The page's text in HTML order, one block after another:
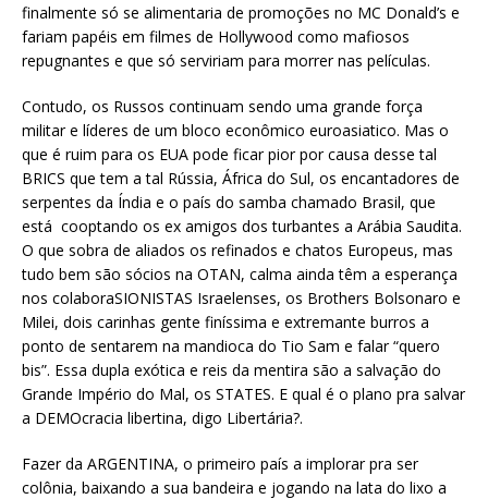
finalmente só se alimentaria de promoções no MC Donald’s e
fariam papéis em filmes de Hollywood como mafiosos
repugnantes e que só serviriam para morrer nas películas.
Contudo, os Russos continuam sendo uma grande força
militar e líderes de um bloco econômico euroasiatico. Mas o
que é ruim para os EUA pode ficar pior por causa desse tal
BRICS que tem a tal Rússia, África do Sul, os encantadores de
serpentes da Índia e o país do samba chamado Brasil, que
está cooptando os ex amigos dos turbantes a Arábia Saudita.
O que sobra de aliados os refinados e chatos Europeus, mas
tudo bem são sócios na OTAN, calma ainda têm a esperança
nos colaboraSIONISTAS Israelenses, os Brothers Bolsonaro e
Milei, dois carinhas gente finíssima e extremante burros a
ponto de sentarem na mandioca do Tio Sam e falar “quero
bis”. Essa dupla exótica e reis da mentira são a salvação do
Grande Império do Mal, os STATES. E qual é o plano pra salvar
a DEMOcracia libertina, digo Libertária?.
Fazer da ARGENTINA, o primeiro país a implorar pra ser
colônia, baixando a sua bandeira e jogando na lata do lixo a